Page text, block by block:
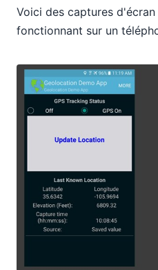
Voici des captures
fonctionnant sur un